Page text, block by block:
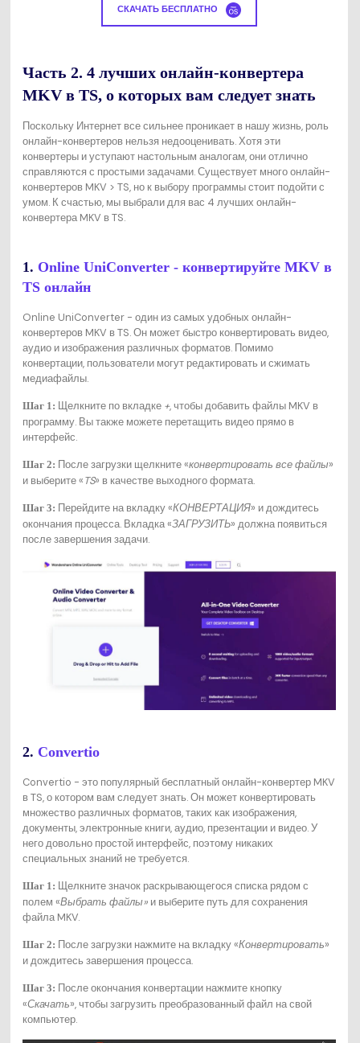
СКАЧАТЬ БЕСПЛАТНО
Часть 2. 4 лучших онлайн-конвертера
MKV в TS, о которых вам следует знать
Поскольку Интернет все сильнее проникает в нашу жизнь, роль
онлайн-конвертеров нельзя недооценивать. Хотя эти
конвертеры и уступают настольным аналогам, они отлично
справляются с простыми задачами. Существует много онлайн-
конвертеров MKV > TS, но к выбору программы стоит подойти с
умом. К счастью, мы выбрали для вас 4 лучших онлайн-
конвертера MKV в TS.
1. Online UniConverter - конвертируйте MKV в
TS онлайн
Online UniConverter - один из самых удобных онлайн-
конвертеров MKV в TS. Он может быстро конвертировать видео,
аудио и изображения различных форматов. Помимо
конвертации, пользователи могут редактировать и сжимать
медиафайлы.
Шаг 1: Щелкните по вкладке +, чтобы добавить файлы MKV в
программу. Вы также можете перетащить видео прямо в
интерфейс.
Шаг 2: После загрузки щелкните «конвертировать все файлы»
и выберите «TS» в качестве выходного формата.
Шаг 3: Перейдите на вкладку «КОНВЕРТАЦИЯ» и дождитесь
окончания процесса. Вкладка «ЗАГРУЗИТЬ» должна появиться
после завершения задачи.
2. Convertio
Convertio - это популярный бесплатный онлайн-конвертер MKV
в TS, о котором вам следует знать. Он может конвертировать
множество различных форматов, таких как изображения,
документы, электронные книги, аудио, презентации и видео. У
него довольно простой интерфейс, поэтому никаких
специальных знаний не требуется.
Шаг 1: Щелкните значок раскрывающегося списка рядом с
полем «Выбрать файлы»и выберите путь для сохранения
файла MKV.
Шаг 2: После загрузки нажмите на вкладку «Конвертировать»
и дождитесь завершения процесса.
Шаг 3: После окончания конвертации нажмите кнопку
«Скачать», чтобы загрузить преобразованный файл на свой
компьютер.